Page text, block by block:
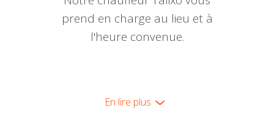
prend en charge au lieu et à
l'heure convenue.
En lire plus